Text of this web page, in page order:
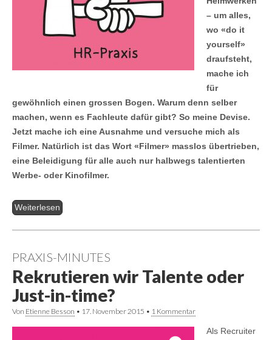
– um alles,
wo «do it
yourself»
draufsteht,
mache ich
für
gewöhnlich einen grossen Bogen. Warum denn selber
machen, wenn es Fachleute dafür gibt? So meine Devise.
Jetzt mache ich eine Ausnahme und versuche mich als
Filmer. Natürlich ist das Wort «Filmer» masslos übertrieben,
eine Beleidigung für alle auch nur halbwegs talentierten
Werbe- oder Kinofilmer.
Weiterlesen
PRAXIS-MINUTES
Rekrutieren wir Talente oder
Just-in-time?
Von Etienne Besson • 17. November 2015 • 1 Kommentar
Als Recruiter